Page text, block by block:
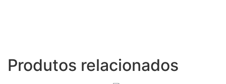
Produtos relacionados